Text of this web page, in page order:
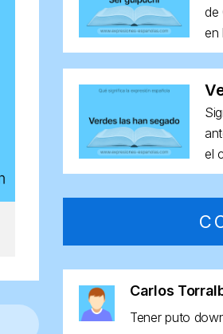
de
en
el
Carlos
Tener puto